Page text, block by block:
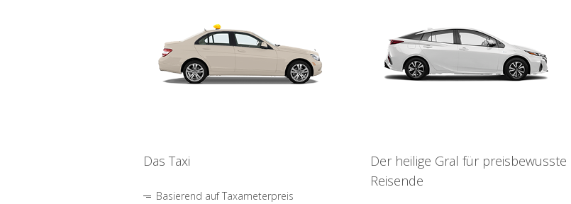
Das Taxi
Basierend auf Taxameterpreis
Der heilige Gral für preisbewusste
Reisende